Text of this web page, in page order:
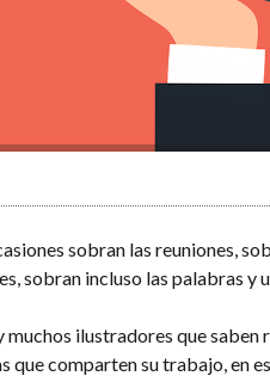
sobran las reuniones,
sobran incluso las palabras y
muchos ilustradores que saben
que comparten su trabajo, en